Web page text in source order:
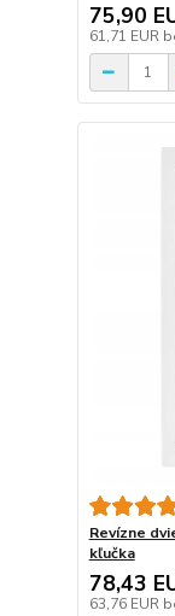
75,90
61,71 EUR
Revízne
kľučka
78,43
63,76 EUR